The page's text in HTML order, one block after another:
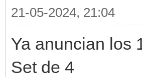
21-05-2024, 21:04
Ya anuncian los
Set de 4